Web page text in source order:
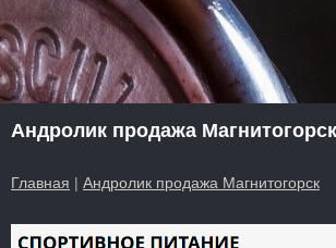
Андролик продажа Магнитогорск
Главная | Андролик продажа Магнитогорск